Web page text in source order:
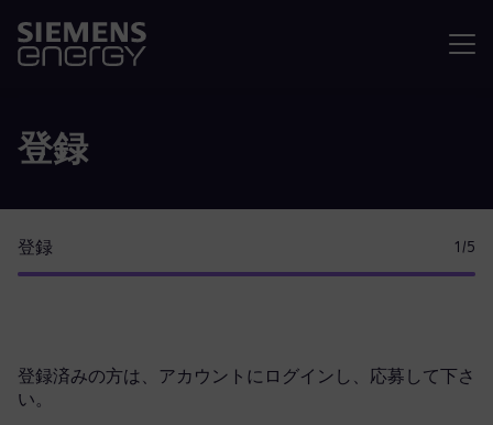
登録
登録 1 /5
登録済みの方は、 アカウントにログイン し、応募して下さ
い。